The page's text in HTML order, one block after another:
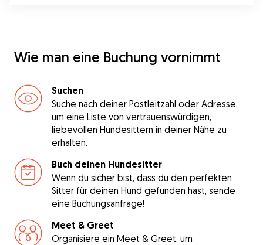
Wie man eine Buchung vornimmt
Suchen
Suche nach deiner Postleitzahl oder Adresse,
um eine Liste von vertrauenswürdigen,
liebevollen Hundesittern in deiner Nähe zu
erhalten.
Buch deinen Hundesitter
Wenn du sicher bist, dass du den perfekten
Sitter für deinen Hund gefunden hast, sende
eine Buchungsanfrage!
Meet & Greet
Organisiere ein Meet & Greet, um